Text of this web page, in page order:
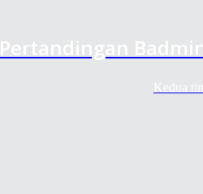
Pertandingan
Kedua